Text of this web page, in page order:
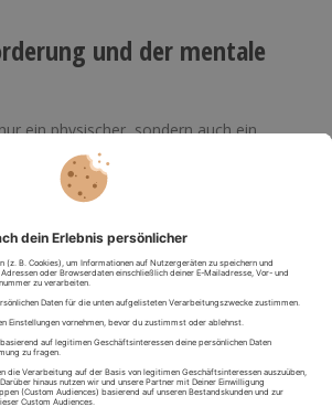
und der mentale
ein physischer, sondern auch ein
Die Konfrontation mit Höhenangst
die mögliche Gefahr zu fallen machen es
die mental äußerst belastend ist.
dass sie vor allem lernen mussten,
Konzentration auf dem Band zu finden,
Diementale Vorbereitung ist dabei
wichtig wie die physische . Meditation
Highlinern, ihre Gedanken zu
zu bleiben, auch wenn sie hunderte
balancieren.